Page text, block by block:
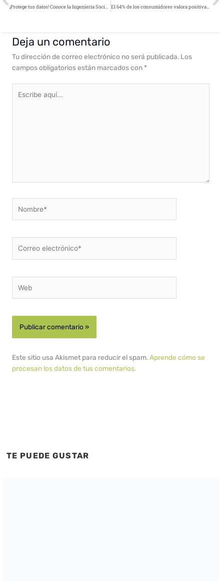
¡Protege tus datos! Conoce la Ingeniería Social y cómo evitar caer en sus trampas El 64% de los consumidores valora positivamente a las empresas que les protegen ante la ciberdelincuencia
Deja un comentario
Tu dirección de correo electrónico no será publicada. Los
campos obligatorios están marcados con *
aquí...
electrónico*
Este sitio usa Akismet para reducir el spam.Aprende cómo se
procesan los datos de tus comentarios.
TE PUEDE GUSTAR